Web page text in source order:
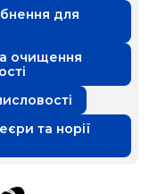
для
очищення
та норії